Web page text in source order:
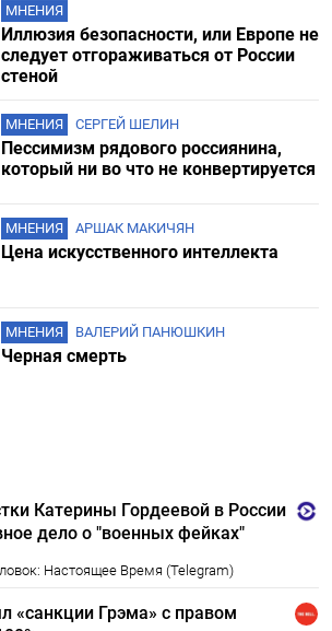
МНЕНИЯ
Иллюзия безопасности, или Европе не
следует отгораживаться от России
стеной
МНЕНИЯ СЕРГЕЙ ШЕЛИН
Пессимизм рядового россиянина,
который ни во что не конвертируется
МНЕНИЯ АРШАК МАКИЧЯН
Цена искусственного интеллекта
МНЕНИЯ ВАЛЕРИЙ ПАНЮШКИН
Черная смерть